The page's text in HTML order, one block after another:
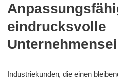
eindrucksvolle
Industriekunden, die einen